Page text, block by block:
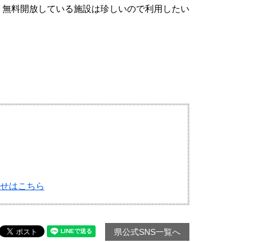
開放している施設は珍しいので利用したい
はこちら
県公式SNS一覧へ